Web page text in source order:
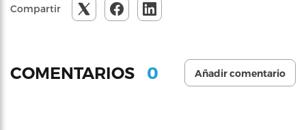
Compartir
COMENTARIOS 0 Añadir comentario